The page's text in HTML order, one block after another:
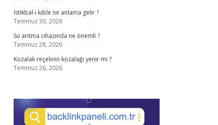
İstikbal-i kıble ne anlama gelir ?
Temmuz 30, 2026
Su arıtma cihazında ne önemli ?
Temmuz 28, 2026
Kozalak reçelinin kozalağı yenir mi ?
Temmuz 26, 2026